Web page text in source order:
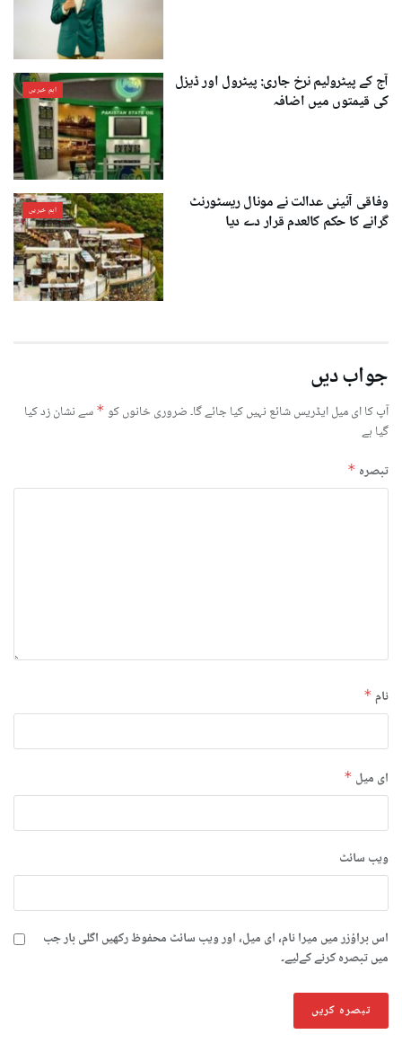
اہم خبریں
آج کے پیٹرولیم نرخ جاری: پیٹرول اور ڈیزل
کی قیمتوں میں اضافہ
اہم خبریں
وفاقی آئینی عدالت نے مونال ریسٹورنٹ
گرانے کا حکم کالعدم قرار دے دیا
جواب دیں
آپ کا ای میل ایڈریس شائع نہیں کیا جائے گا۔ضروری خانوں کو * سے نشان زد کیا
گیا ہے
تبصرہ *
نام *
ای میل *
ویب‌ سائٹ
اس براؤزر میں میرا نام، ای میل، اور ویب سائٹ محفوظ رکھیں اگلی بار جب
میں تبصرہ کرنے کےلیے۔